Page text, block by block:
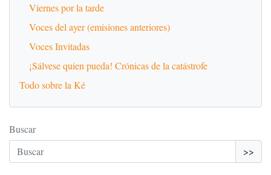
Viernes por la tarde
Voces del ayer (emisiones anteriores)
Voces Invitadas
¡Sálvese quien pueda! Crónicas de la catástrofe
Todo sobre la Ké
Buscar
>>